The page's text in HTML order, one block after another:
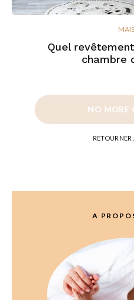
Quel
chambre
NO MORE
RETOURNER
A